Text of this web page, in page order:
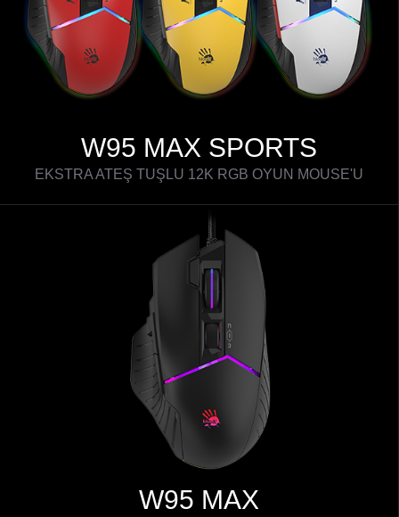
W95 MAX SPORTS
EKSTRA ATEŞ TUŞLU 12K RGB OYUN MOUSE'U
W95 MAX